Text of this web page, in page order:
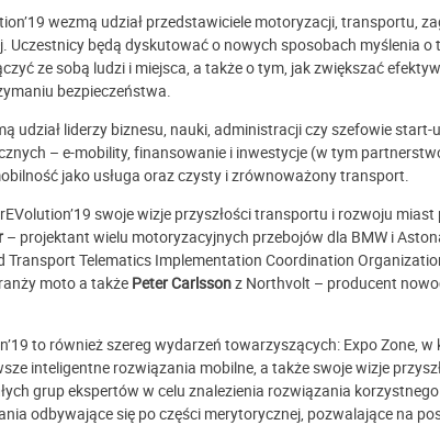
wezmą udział przedstawiciele motoryzacji, transportu,
Uczestnicy będą dyskutować o nowych sposobach myślenia o
ze sobą ludzi i miejsca, a także o tym, jak zwiększać
bezpieczeństwa.
udział liderzy biznesu, nauki, administracji czy szefowie
– e-mobility, finansowanie i inwestycje (w tym
jako usługa oraz czysty i zrównoważony transport.
swoje wizje przyszłości transportu i rozwoju
– projektant wielu motoryzacyjnych przebojów dla BMW i
Transport Telematics Implementation Coordination
moto a także Peter Carlssonz Northvolt – producent
to również szereg wydarzeń towarzyszących: Expo Zone, w
inteligentne rozwiązania mobilne, a także swoje wizje
grup ekspertów w celu znalezienia rozwiązania
odbywające się po części merytorycznej, pozwalające na